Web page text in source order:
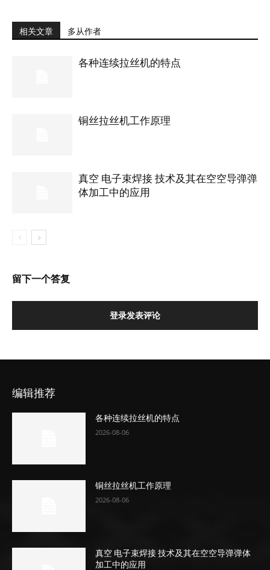
相关文章 多从作者
各种连续拉丝机的特点
铜丝拉丝机工作原理
真空 电子束焊接 技术及其在空空导弹弹
体加工中的应用
留下一个答复
登录发表评论
编辑推荐
各种连续拉丝机的特点
2026-08-06
铜丝拉丝机工作原理
2026-08-06
真空 电子束焊接 技术及其在空空导弹弹体
加工中的应用